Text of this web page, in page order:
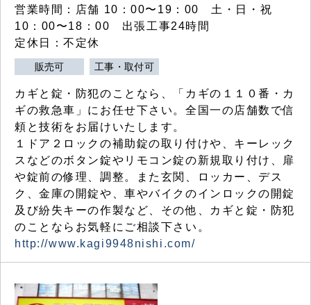
営業時間：店舗 10：00〜19：00 土・日・祝
10：00〜18：00 出張工事24時間
定休日：不定休
販売可 工事・取付可
カギと錠・防犯のことなら、「カギの１１０番・カ
ギの救急車」にお任せ下さい。全国一の店舗数で信
頼と技術をお届けいたします。
１ドア２ロックの補助錠の取り付けや、キーレック
スなどのボタン錠やリモコン錠の新規取り付け、扉
や錠前の修理、調整。また玄関、ロッカー、デス
ク、金庫の開錠や、車やバイクのインロックの開錠
及び紛失キーの作製など、その他、カギと錠・防犯
のことならお気軽にご相談下さい。
http://www.kagi9948nishi.com/